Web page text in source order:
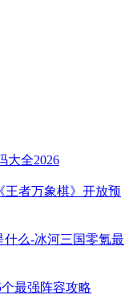
大全2026
王者万象棋》开放预
什么-冰河三国零氪最
最强阵容攻略